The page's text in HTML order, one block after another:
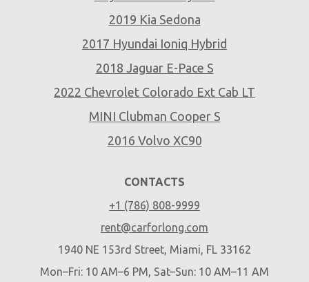
2019 Kia Sedona
2017 Hyundai Ioniq Hybrid
2018 Jaguar E-Pace S
2022 Chevrolet Colorado Ext Cab LT
MINI Clubman Cooper S
2016 Volvo XC90
CONTACTS
+1 (786) 808-9999
rent@carforlong.com
1940 NE 153rd Street, Miami, FL 33162
Mon–Fri: 10 AM–6 PM, Sat–Sun: 10 AM–11 AM